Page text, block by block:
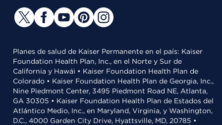
Planes de salud de Kaiser Permanente en el país: Kaiser
Foundation Health Plan, Inc., en el Norte y Sur de
California y Hawái • Kaiser Foundation Health Plan de
Colorado • Kaiser Foundation Health Plan de Georgia, Inc.,
Nine Piedmont Center, 3495 Piedmont Road NE, Atlanta,
GA 30305 • Kaiser Foundation Health Plan de Estados del
Atlántico Medio, Inc., en Maryland, Virginia, y Washington,
D.C., 4000 Garden City Drive, Hyattsville, MD, 20785 •